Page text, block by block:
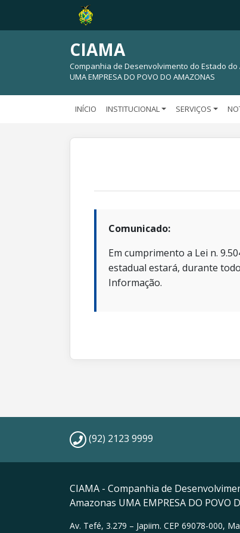
CIAMA
Companhia de Desenvolvimento do Estado do
UMA EMPRESA DO POVO DO AMAZONAS
INÍCIO INSTITUCIONAL SERVIÇOS
Comunicado:
Em cumprimento a Lei n.
estadual estará, durante
Informação.
(92) 2123 9999
CIAMA - Companhia de
Amazonas UMA EMPRESA DO POVO
Av. Tefé, 3.279 – Japiim. CEP 69078-000,